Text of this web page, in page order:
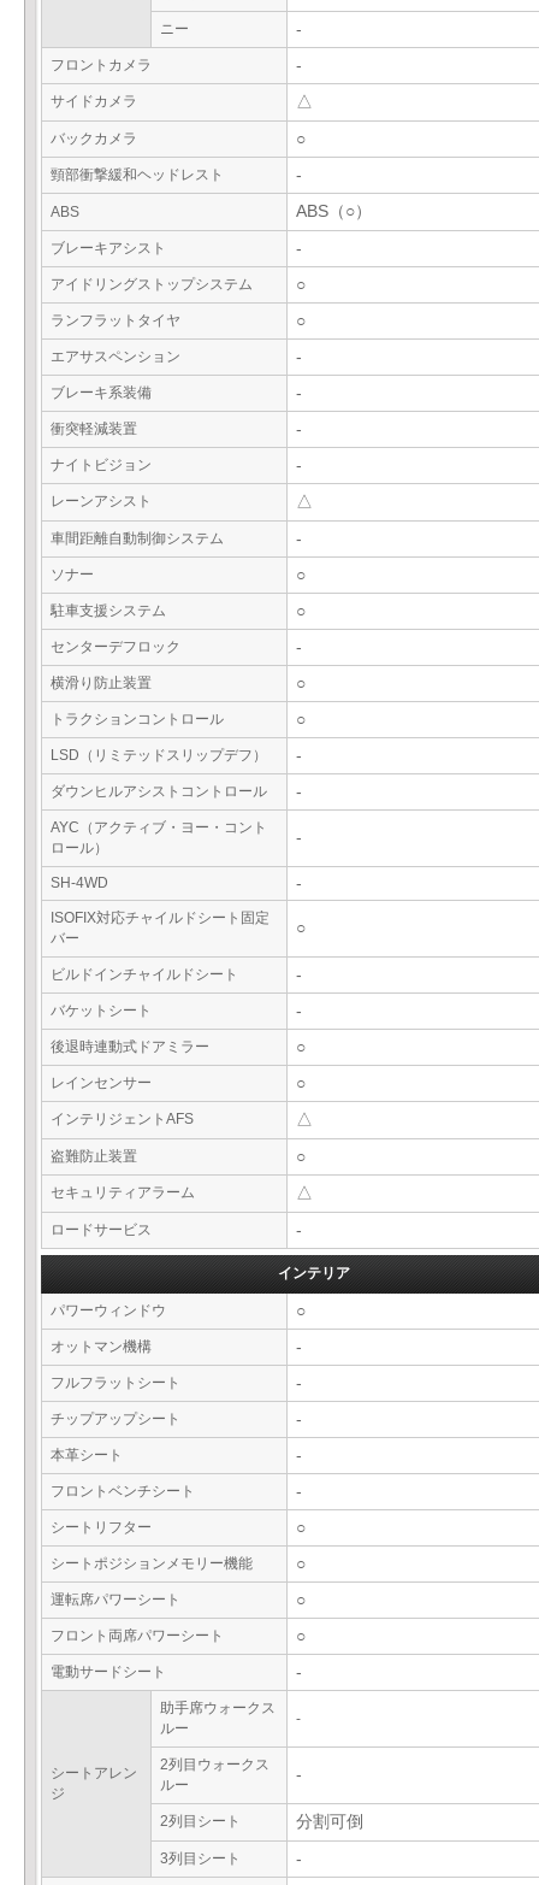
ニー -
フロントカメラ -
サイドカメラ △
バックカメラ ○
頸部衝撃緩和ヘッドレスト -
ABS ABS（○）
ブレーキアシスト -
アイドリングストップシステム ○
ランフラットタイヤ ○
エアサスペンション -
ブレーキ系装備 -
衝突軽減装置 -
ナイトビジョン -
レーンアシスト △
車間距離自動制御システム -
ソナー ○
駐車支援システム ○
センターデフロック -
横滑り防止装置 ○
トラクションコントロール ○
LSD（リミテッドスリップデフ） -
ダウンヒルアシストコントロール -
AYC（アクティブ・ヨー・コント
ロール）
-
SH-4WD -
ISOFIX対応チャイルドシート固定
バー
○
ビルドインチャイルドシート -
バケットシート -
後退時連動式ドアミラー ○
レインセンサー ○
インテリジェントAFS △
盗難防止装置 ○
セキュリティアラーム △
ロードサービス -
インテリア
パワーウィンドウ ○
オットマン機構 -
フルフラットシート -
チップアップシート -
本革シート -
フロントベンチシート -
シートリフター ○
シートポジションメモリー機能 ○
運転席パワーシート ○
フロント両席パワーシート ○
電動サードシート -
シートアレン
ジ
助手席ウォークス
ルー
-
2列目ウォークス
ルー
-
2列目シート 分割可倒
3列目シート -